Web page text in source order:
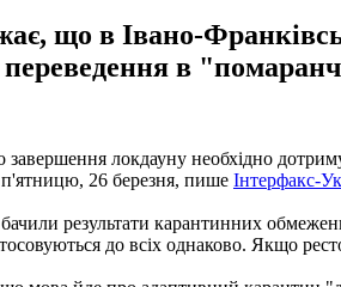
що в Івано-
переведення в
локдауну необхідно
26 березня, пише Інтерфакс-
результати карантинних
до всіх однаково. Якщо